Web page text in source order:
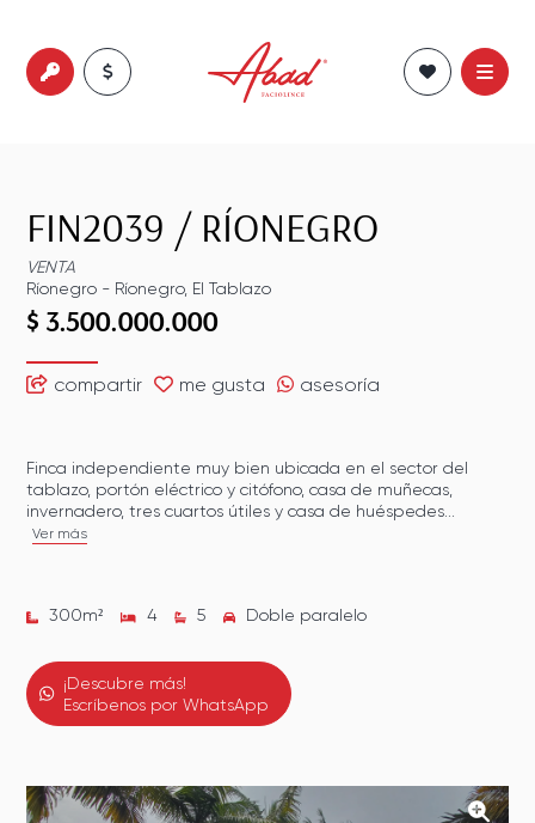
FIN2039 / RÍONEGRO
VENTA
Ríonegro - Ríonegro, El Tablazo
$ 3.500.000.000
compartir me gusta asesoría
Finca independiente muy bien ubicada en el sector del
tablazo, portón eléctrico y citófono, casa de muñecas,
invernadero, tres cuartos útiles y casa de huéspedes...
Ver más
300m² 4 5 Doble paralelo
¡Descubre más!
Escríbenos por WhatsApp